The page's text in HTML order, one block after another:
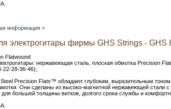
информация >
электрогитары фирмы GHS Strings -
Flatwound
нержавеющая сталь, плоская обмотка Precision
22-28-36-46);
Precision Flats™ обладают глубоким, выразительным тоном
Они сделаны из высоко-магнитной нержавеющей стали с
большей толщины витков, долгого срока службы и